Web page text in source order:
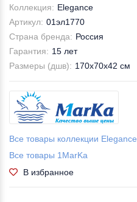
Коллекция: Elegance
Артикул: 01эл1770
Страна бренда: Россия
Гарантия: 15 лет
Размеры (дшв): 170x70x42 см
Все товары коллекции Elegance
Все товары 1MarKa
В избранное